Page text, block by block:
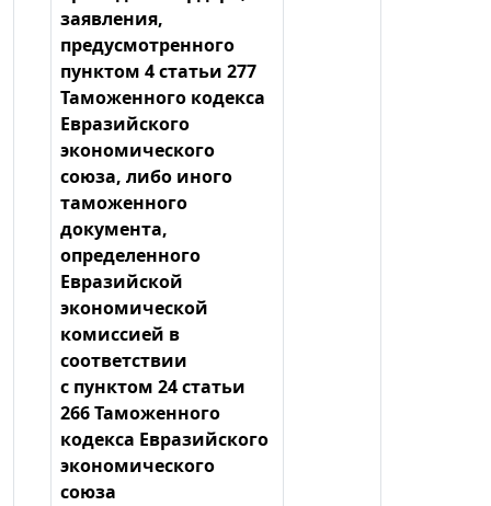
заявления,
предусмотренного
пунктом 4 статьи 277
Таможенного кодекса
Евразийского
экономического
союза, либо иного
таможенного
документа,
определенного
Евразийской
экономической
комиссией в
соответствии
с пунктом 24 статьи
266 Таможенного
кодекса Евразийского
экономического
союза